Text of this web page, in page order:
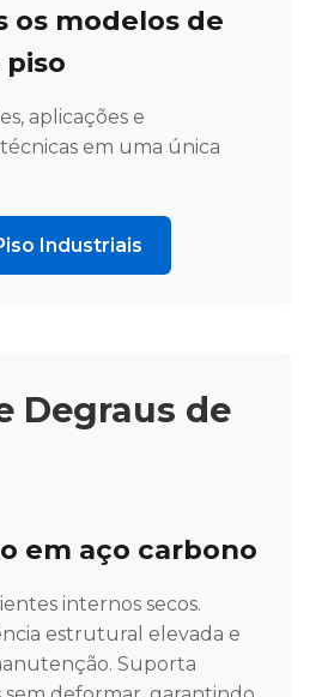
os modelos de
piso
aplicações e
em uma única
Industriais
Degraus de
em aço carbono
internos secos.
estrutural elevada e
Suporta